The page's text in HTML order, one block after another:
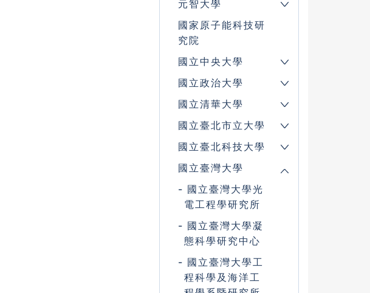
元智大學
國家原子能科技研
究院
國立中央大學
國立政治大學
國立清華大學
國立臺北市立大學
國立臺北科技大學
國立臺灣大學
國立臺灣大學光
電工程學研究所
國立臺灣大學凝
態科學研究中心
國立臺灣大學工
程科學及海洋工